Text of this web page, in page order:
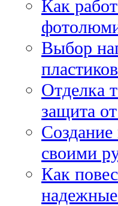
Как
Выбор
Отделка
защита
своими
Как